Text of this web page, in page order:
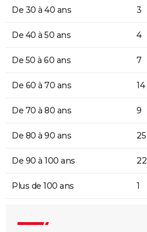
De 30 à 40 ans 3
De 40 à 50 ans 4
De 50 à 60 ans 7
De 60 à 70 ans 14
De 70 à 80 ans 9
De 80 à 90 ans 25
De 90 à 100 ans 22
Plus de 100 ans 1